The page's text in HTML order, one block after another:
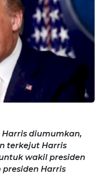
diumumkan,
terkejut Harris
wakil presiden
Harris